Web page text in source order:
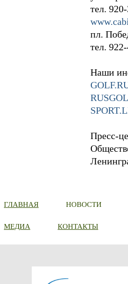
тел.
пл.
тел.
Наши
Пресс-
ГЛАВНАЯ НОВОСТИ
МЕДИА КОНТАКТЫ